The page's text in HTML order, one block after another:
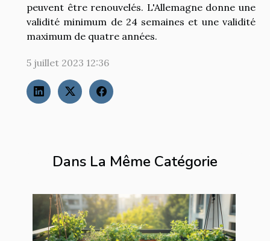
Dans La Même Catégorie
peuvent être renouvelés. L'Allemagne donne une
validité minimum de 24 semaines et une validité
maximum de quatre années.
5 juillet 2023 12:36